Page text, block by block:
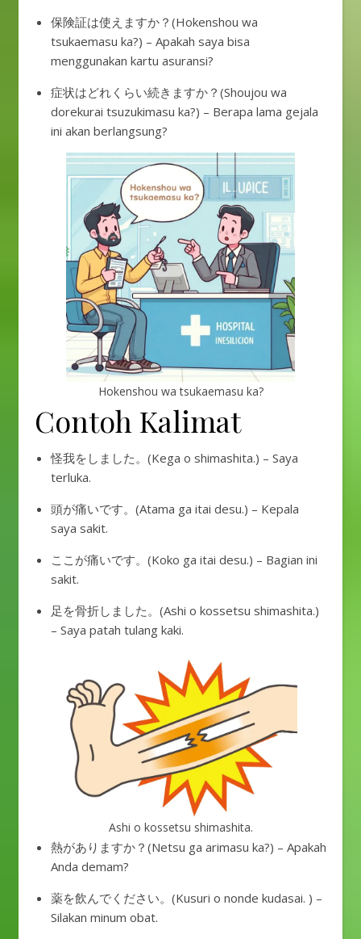
保険証は使えますか？(Hokenshou wa
tsukaemasu ka?) – Apakah saya bisa
menggunakan kartu asuransi?
症状はどれくらい続きますか？(Shoujou wa
dorekurai tsuzukimasu ka?) – Berapa lama gejala
ini akan berlangsung?
Hokenshou wa tsukaemasu ka?
Contoh Kalimat
怪我をしました。(Kega o shimashita.) – Saya
terluka.
頭が痛いです。(Atama ga itai desu.) – Kepala
saya sakit.
ここが痛いです。(Koko ga itai desu.) – Bagian ini
sakit.
足を骨折しました。(Ashi o kossetsu shimashita.)
– Saya patah tulang kaki.
Ashi o kossetsu shimashita.
熱がありますか？(Netsu ga arimasu ka?) – Apakah
Anda demam?
薬を飲んでください。(Kusuri o nonde kudasai. ) –
Silakan minum obat.